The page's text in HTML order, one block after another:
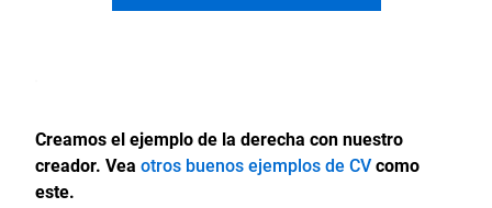
Creamos el ejemplo de la derecha con nuestro
creador. Vea otros buenos ejemplos de CVcomo
este.